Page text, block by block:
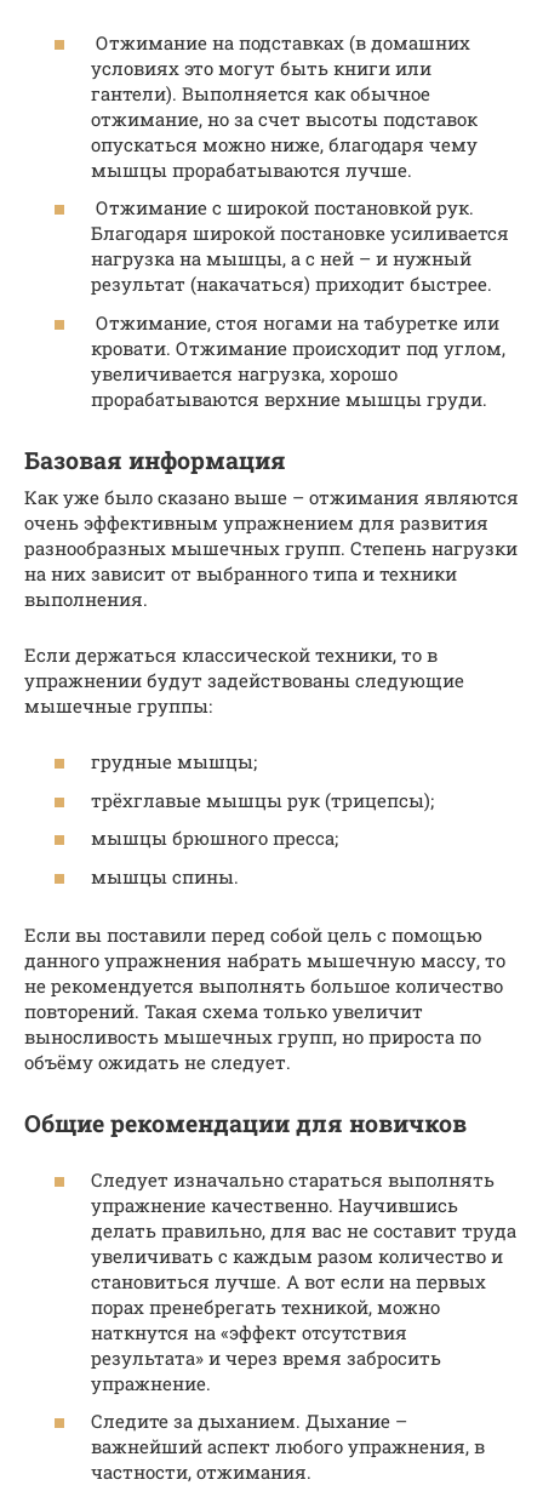
Отжимание на подставках (в домашних
условиях это могут быть книги или
гантели). Выполняется как обычное
отжимание, но за счет высоты подставок
опускаться можно ниже, благодаря чему
мышцы прорабатываются лучше.
Отжимание с широкой постановкой рук.
Благодаря широкой постановке усиливается
нагрузка на мышцы, а с ней – и нужный
результат (накачаться) приходит быстрее.
Отжимание, стоя ногами на табуретке или
кровати. Отжимание происходит под углом,
увеличивается нагрузка, хорошо
прорабатываются верхние мышцы груди.
Базовая информация
Как уже было сказано выше – отжимания являются
очень эффективным упражнением для развития
разнообразных мышечных групп. Степень нагрузки
на них зависит от выбранного типа и техники
выполнения.
Если держаться классической техники, то в
упражнении будут задействованы следующие
мышечные группы:
грудные мышцы;
трёхглавые мышцы рук (трицепсы);
мышцы брюшного пресса;
мышцы спины.
Если вы поставили перед собой цель с помощью
данного упражнения набрать мышечную массу, то
не рекомендуется выполнять большое количество
повторений. Такая схема только увеличит
выносливость мышечных групп, но прироста по
объёму ожидать не следует.
Общие рекомендации для новичков
Следует изначально стараться выполнять
упражнение качественно. Научившись
делать правильно, для вас не составит труда
увеличивать с каждым разом количество и
становиться лучше. А вот если на первых
порах пренебрегать техникой, можно
наткнутся на «эффект отсутствия
результата» и через время забросить
упражнение.
Следите за дыханием. Дыхание –
важнейший аспект любого упражнения, в
частности, отжимания.